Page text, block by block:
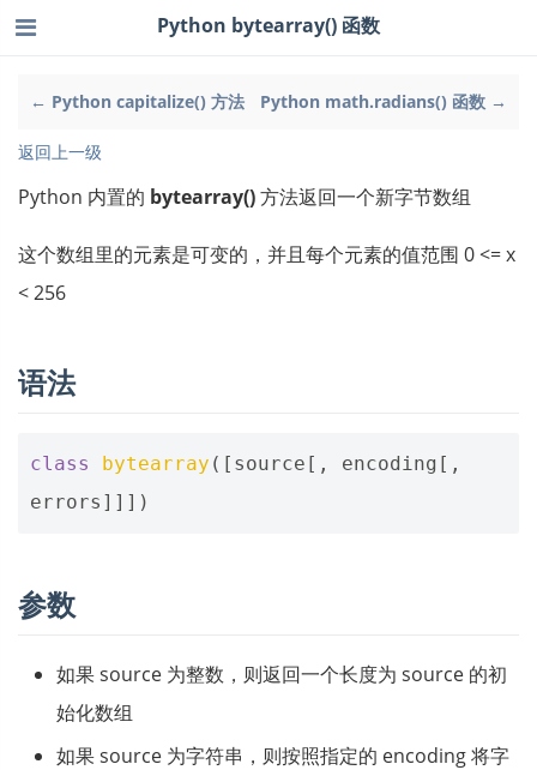
← Python capitalize() 方法 Python math.radians() 函数 →
Python bytearray() 函数
返回上一级
Python 内置的 bytearray()方法返回一个新字节数组
这个数组里的元素是可变的，并且每个元素的值范围 0 <= x
< 256
语法
class bytearray ([ source [, encoding [,
errors ]]])
参数
如果 source 为整数，则返回一个长度为 source 的初
始化数组
如果 source 为字符串，则按照指定的 encoding 将字